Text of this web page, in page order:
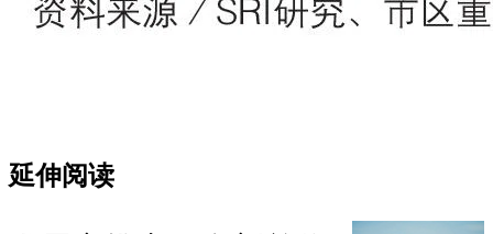
延伸阅读